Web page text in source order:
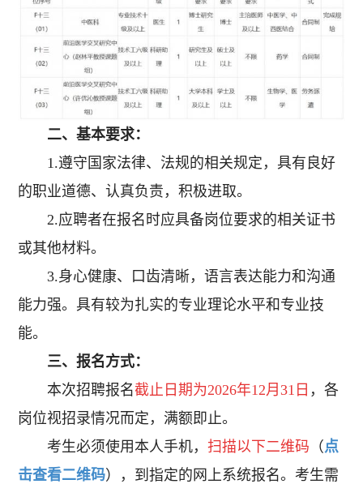
二、基本要求：
1.遵守国家法律、法规的相关规定，具有良好
的职业道德、认真负责，积极进取。
2.应聘者在报名时应具备岗位要求的相关证书
或其他材料。
3.身心健康、口齿清晰，语言表达能力和沟通
能力强。具有较为扎实的专业理论水平和专业技
能。
三、报名方式：
本次招聘报名截止日期为2026年12月31日 ，各
岗位视招录情况而定，满额即止。
考生必须使用本人手机， 扫描以下二维码 （点
击查看二维码），到指定的网上系统报名。考生需